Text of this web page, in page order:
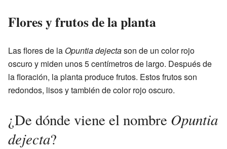
Flores y frutos de la planta
Las flores de la Opuntia dejectason de un color rojo
oscuro y miden unos 5 centímetros de largo. Después de
la floración, la planta produce frutos. Estos frutos son
redondos, lisos y también de color rojo oscuro.
¿De dónde viene el nombre Opuntia
dejecta?